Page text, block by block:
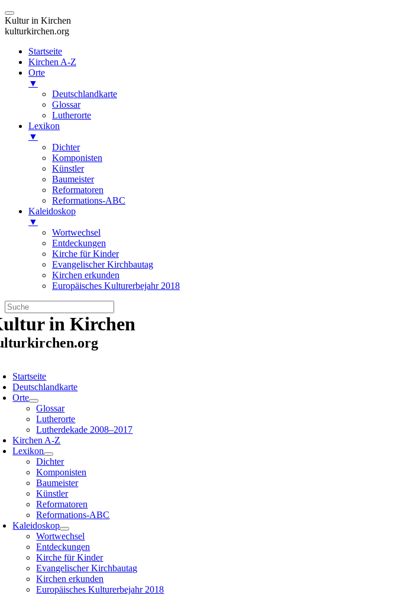
Kultur in Kirchen
kulturkirchen.org
Startseite
Kirchen A-Z
Orte
▼
Deutschlandkarte
Glossar
Lutherorte
Lexikon
▼
Dichter
Komponisten
Künstler
Baumeister
Reformatoren
Reformations-ABC
Kaleidoskop
▼
Wortwechsel
Entdeckungen
Kirche für Kinder
Evangelischer Kirchbautag
Kirchen erkunden
Europäisches Kulturerbejahr 2018
Zum
Inhalt
springen
in Kirchen
Startseite
Deutschlandkarte
Orte
Glossar
Lutherorte
Lutherdekade 2008–2017
Kirchen A-Z
Lexikon
Dichter
Komponisten
Baumeister
Künstler
Reformatoren
Reformations-ABC
Kaleidoskop
Wortwechsel
Entdeckungen
Kirche für Kinder
Evangelischer Kirchbautag
Kirchen erkunden
Europäisches Kulturerbejahr 2018